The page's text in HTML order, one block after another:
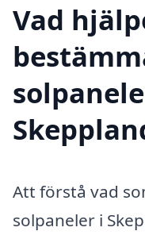
Vad
Att förstå vad
solpaneler i